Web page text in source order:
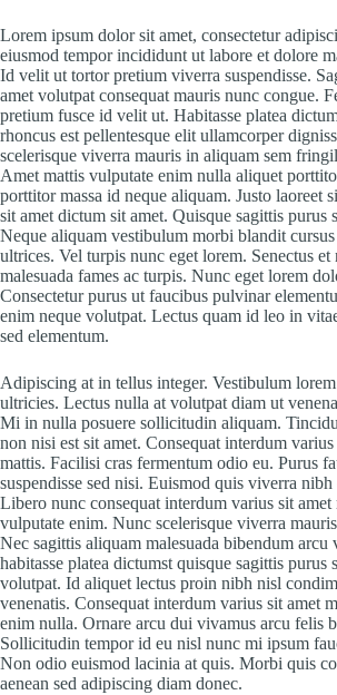
Lorem ipsum dolor sit amet, consectetur
eiusmod tempor incididunt ut labore et dolore
Id velit ut tortor pretium viverra suspendisse.
amet volutpat consequat mauris nunc congue.
pretium fusce id velit ut. Habitasse platea
rhoncus est pellentesque elit ullamcorper
scelerisque viverra mauris in aliquam sem
Amet mattis vulputate enim nulla aliquet
porttitor massa id neque aliquam. Justo laoreet
sit amet dictum sit amet. Quisque sagittis purus
Neque aliquam vestibulum morbi blandit cursus
ultrices. Vel turpis nunc eget lorem. Senectus et
malesuada fames ac turpis. Nunc eget lorem
Consectetur purus ut faucibus pulvinar
enim neque volutpat. Lectus quam id leo in
sed elementum.
Adipiscing at in tellus integer. Vestibulum
ultricies. Lectus nulla at volutpat diam ut
Mi in nulla posuere sollicitudin aliquam.
non nisi est sit amet. Consequat interdum varius
mattis. Facilisi cras fermentum odio eu. Purus
suspendisse sed nisi. Euismod quis viverra
Libero nunc consequat interdum varius sit amet
vulputate enim. Nunc scelerisque viverra
Nec sagittis aliquam malesuada bibendum arcu
habitasse platea dictumst quisque sagittis purus
volutpat. Id aliquet lectus proin nibh nisl
venenatis. Consequat interdum varius sit amet
enim nulla. Ornare arcu dui vivamus arcu felis
Sollicitudin tempor id eu nisl nunc mi ipsum
Non odio euismod lacinia at quis. Morbi quis
aenean sed adipiscing diam donec.